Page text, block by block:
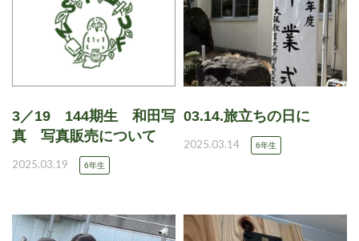
3／19 144期生 和田写
真 写真販売について
2025.03.19 6年生
03.14.旅立ちの日に
2025.03.14 6年生